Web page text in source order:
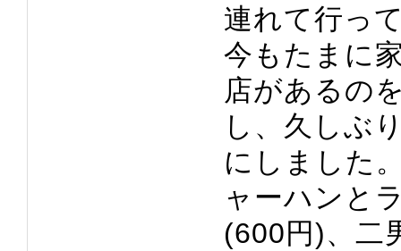
連れて行っ
今もたまに
店があるの
し、久しぶ
にしました
ャーハンと
(600円)、二